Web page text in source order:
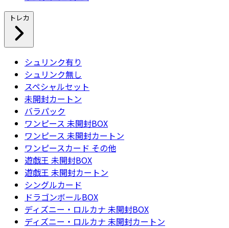
トレカ
シュリンク有り
シュリンク無し
スペシャルセット
未開封カートン
バラパック
ワンピース 未開封BOX
ワンピース 未開封カートン
ワンピースカード その他
遊戯王 未開封BOX
遊戯王 未開封カートン
シングルカード
ドラゴンボールBOX
ディズニー・ロルカナ 未開封BOX
ディズニー・ロルカナ 未開封カートン